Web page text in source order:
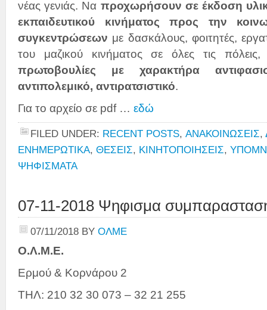
νέας γενιάς. Να προχωρήσουν σε έκδοση
εκπαιδευτικού κινήματος προς την
συγκεντρώσεων με δασκάλους, φοιτητές,
του μαζικού κινήματος σε όλες τις
πρωτοβουλίες με χαρακτήρα
αντιπολεμικό, αντιρατσιστικό.
Για το αρχείο σε pdf … εδώ
FILED UNDER: RECENT POSTS, ΑΝΑΚΟΙΝΩΣΕΙΣ,
ΕΝΗΜΕΡΩΤΙΚΑ, ΘΕΣΕΙΣ, ΚΙΝΗΤΟΠΟΙΗΣΕΙΣ,
ΨΗΦΙΣΜΑΤΑ
07-11-2018 Ψηφισμα
07/11/2018 BY ΟΛΜΕ
Ο.Λ.Μ.Ε.
Ερμού & Κορνάρου 2
ΤΗΛ: 210 32 30 073 – 32 21 255